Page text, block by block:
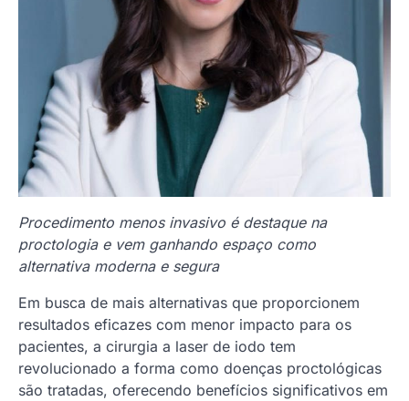
Procedimento menos invasivo é destaque na
proctologia e vem ganhando espaço como
alternativa moderna e segura
Em busca de mais alternativas que proporcionem
resultados eficazes com menor impacto para os
pacientes, a cirurgia a laser de iodo tem
revolucionado a forma como doenças proctológicas
são tratadas, oferecendo benefícios significativos em